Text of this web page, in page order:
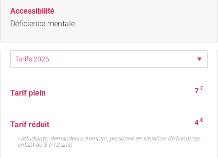
Accessibilité
Déficience mentale
Tarif plein 7 €
Tarif réduit 4 €
• (étudiants, demandeurs d'emploi, personne en situation de handicap,
enfant de 3 à 12 ans)